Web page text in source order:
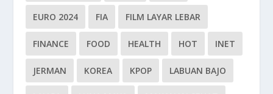
EURO 2024 FIA FILM LAYAR LEBAR
FINANCE FOOD HEALTH HOT INET
JERMAN KOREA KPOP LABUAN BAJO